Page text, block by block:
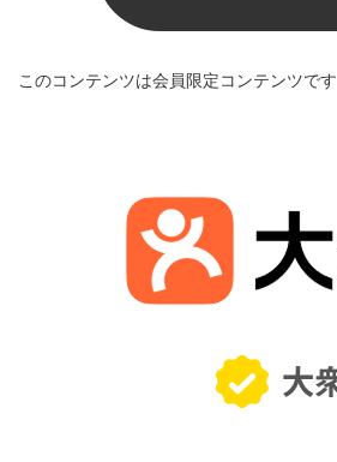
このコンテンツは会員限定コンテンツです